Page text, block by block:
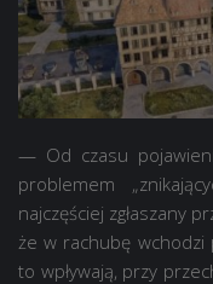
— Od czasu
problemem
najczęściej zgłaszany
że w rachubę wchodzi
to wpływają, przy